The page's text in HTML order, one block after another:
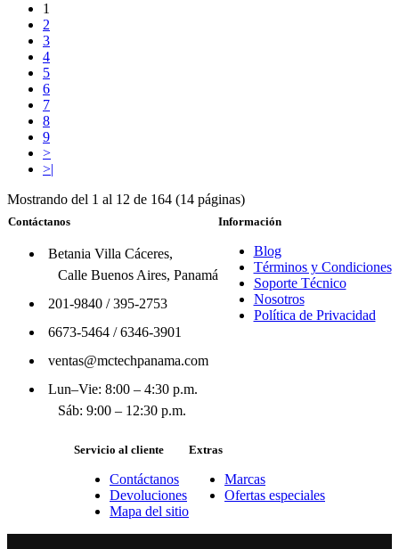
1
2
3
4
5
6
7
8
9
>
>|
Mostrando del 1 al 12 de 164 (14 páginas)
Contáctanos
Betania Villa Cáceres,
Calle Buenos Aires, Panamá
201-9840/395-2753
6673-5464/6346-3901
ventas@mctechpanama.com
Lun–Vie: 8:00 – 4:30 p.m.
Sáb: 9:00 – 12:30 p.m.
Información
Blog
Términos y Condiciones
Soporte Técnico
Nosotros
Política de Privacidad
Servicio al cliente
Contáctanos
Devoluciones
Mapa del sitio
Extras
Marcas
Ofertas especiales